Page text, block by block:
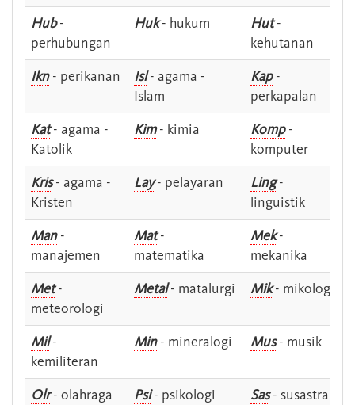
Hub-
perhubungan
Huk- hukum Hut-
kehutanan
Ikn- perikanan Isl- agama -
Islam
Kap-
perkapalan
Kat- agama -
Katolik
Kim- kimia Komp-
komputer
Kris- agama -
Kristen
Lay- pelayaran Ling-
linguistik
Man-
manajemen
Mat-
matematika
Mek-
mekanika
Met-
meteorologi
Metal- matalurgi Mik- mikologi
Mil-
kemiliteran
Min- mineralogi Mus- musik
Olr- olahraga Psi- psikologi Sas- susastra -